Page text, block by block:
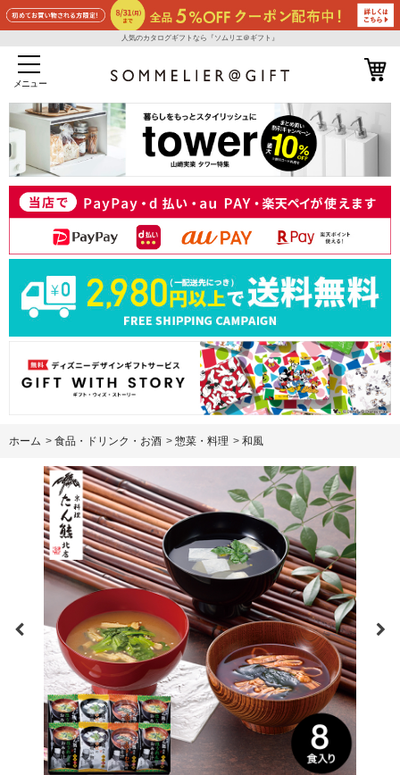
人気のカタログギフトなら『ソムリエ＠ギフト』
メニュー
ホーム > 食品・ドリンク・お酒 > 惣菜・料理 > 和風